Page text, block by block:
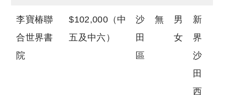
李寶椿聯
合世界書
院
$102,000（中
五及中六）
沙
田
區
無
男
女
新
界
沙
田
西